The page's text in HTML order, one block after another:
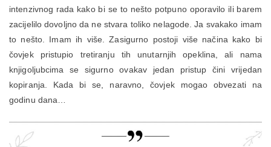
intenzivnog rada kako bi se to nešto potpuno oporavilo ili barem
zacijelilo dovoljno da ne stvara toliko nelagode. Ja svakako imam
to nešto. Imam ih više. Zasigurno postoji više načina kako bi
čovjek pristupio tretiranju tih unutarnjih opeklina, ali nama
knjigoljubcima se sigurno ovakav jedan pristup čini vrijedan
kopiranja. Kada bi se, naravno, čovjek mogao obvezati na
godinu dana…